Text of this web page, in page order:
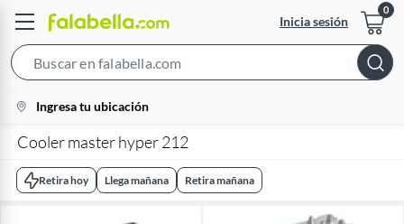
Inicia sesión
Bar
location-
icon
Ingresa tu ubicación
Cooler master hyper 212
Retira hoy Llega mañana Retira mañana